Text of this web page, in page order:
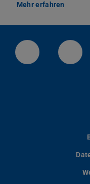
Mehr erfahren
LinkedIn-